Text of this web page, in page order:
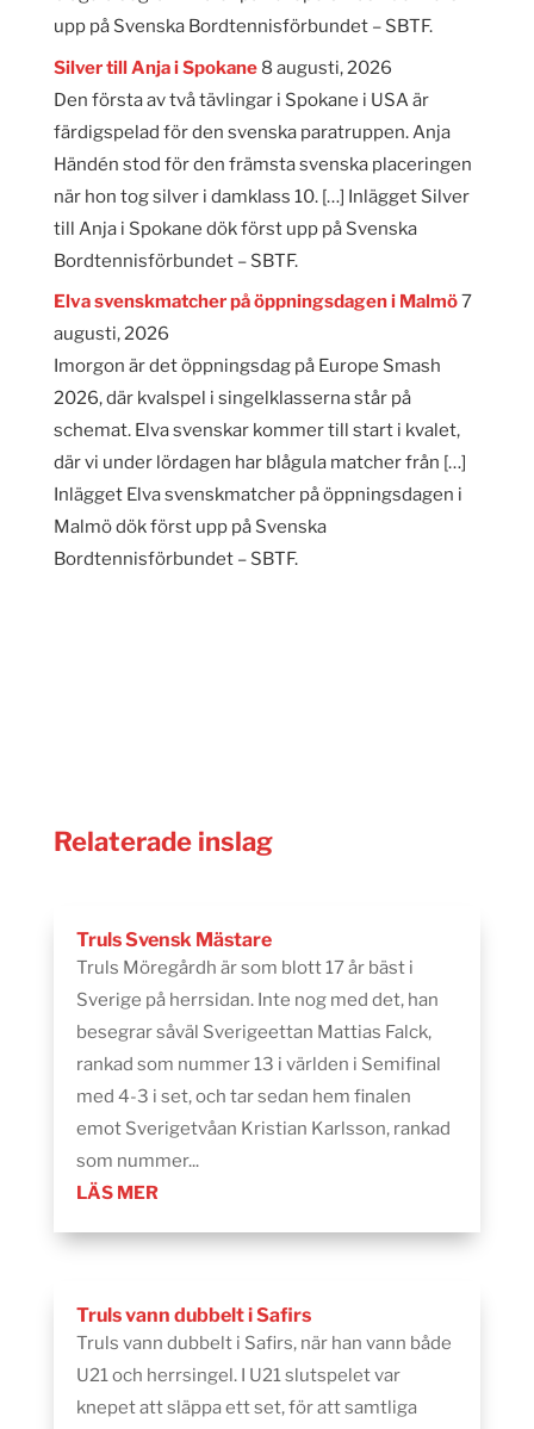
upp på Svenska Bordtennisförbundet – SBTF.
Silver till Anja i Spokane 8 augusti, 2026
Den första av två tävlingar i Spokane i USA är
färdigspelad för den svenska paratruppen. Anja
Händén stod för den främsta svenska placeringen
när hon tog silver i damklass 10. […] Inlägget Silver
till Anja i Spokane dök först upp på Svenska
Bordtennisförbundet – SBTF.
Elva svenskmatcher på öppningsdagen i Malmö7
augusti, 2026
Imorgon är det öppningsdag på Europe Smash
2026, där kvalspel i singelklasserna står på
schemat. Elva svenskar kommer till start i kvalet,
där vi under lördagen har blågula matcher från […]
Inlägget Elva svenskmatcher på öppningsdagen i
Malmö dök först upp på Svenska
Bordtennisförbundet – SBTF.
Relaterade inslag
Truls Svensk Mästare
Truls Möregårdh är som blott 17 år bäst i
Sverige på herrsidan. Inte nog med det, han
besegrar såväl Sverigeettan Mattias Falck,
rankad som nummer 13 i världen i Semifinal
med 4-3 i set, och tar sedan hem finalen
emot Sverigetvåan Kristian Karlsson, rankad
som nummer...
LÄS MER
Truls vann dubbelt i Safirs
Truls vann dubbelt i Safirs, när han vann både
U21 och herrsingel. I U21 slutspelet var
knepet att släppa ett set, för att samtliga